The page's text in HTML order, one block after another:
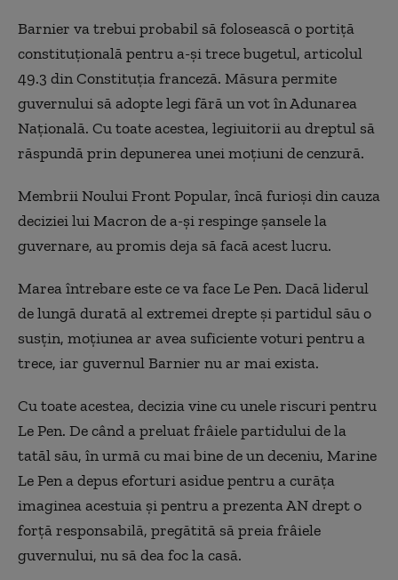
Barnier va trebui probabil să folosească o portiță
constituțională pentru a-și trece bugetul, articolul
49.3 din Constituția franceză. Măsura permite
guvernului să adopte legi fără un vot în Adunarea
Națională. Cu toate acestea, legiuitorii au dreptul să
răspundă prin depunerea unei moțiuni de cenzură.
Membrii Noului Front Popular, încă furioși din cauza
deciziei lui Macron de a-și respinge șansele la
guvernare, au promis deja să facă acest lucru.
Marea întrebare este ce va face Le Pen. Dacă liderul
de lungă durată al extremei drepte și partidul său o
susțin, moțiunea ar avea suficiente voturi pentru a
trece, iar guvernul Barnier nu ar mai exista.
Cu toate acestea, decizia vine cu unele riscuri pentru
Le Pen. De când a preluat frâiele partidului de la
tatăl său, în urmă cu mai bine de un deceniu, Marine
Le Pen a depus eforturi asidue pentru a curăța
imaginea acestuia și pentru a prezenta AN drept o
forță responsabilă, pregătită să preia frâiele
guvernului, nu să dea foc la casă.